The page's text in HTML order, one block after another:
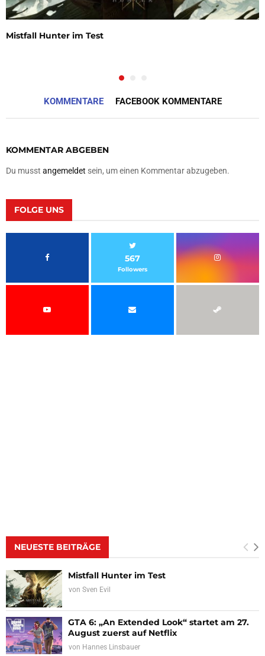
Mistfall Hunter im Test
KOMMENTARE FACEBOOK KOMMENTARE
KOMMENTAR ABGEBEN
Du musst angemeldet sein, um einen Kommentar abzugeben.
FOLGE UNS
567
Followers
NEUESTE BEITRÄGE
Mistfall Hunter im Test
von Sven Evil
GTA 6: „An Extended Look“ startet am 27.
August zuerst auf Netflix
von Hannes Linsbauer